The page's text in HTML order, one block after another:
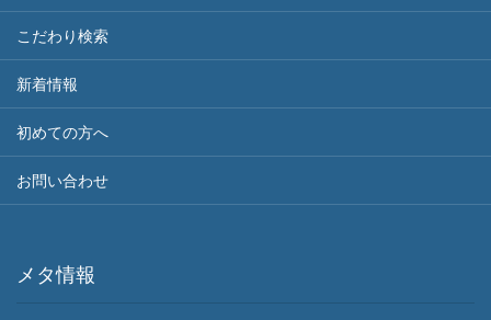
こだわり検索
新着情報
初めての方へ
お問い合わせ
メタ情報